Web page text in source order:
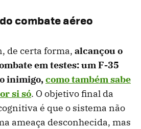
combate aéreo
de certa forma, alcançou o
em testes: um F-35
inimigo,como também sabe
si só. O objetivo final da
é que o sistema não
ameaça desconhecida, mas